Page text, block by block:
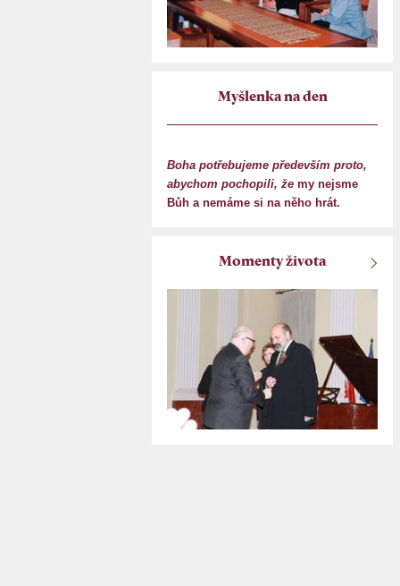
Myšlenka na den
Boha potřebujeme především proto,
abychom pochopili, že my nejsme
Bůh a nemáme si na něho hrát.
Momenty života